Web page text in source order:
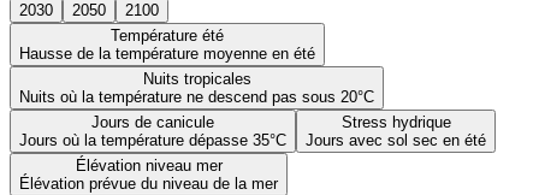
2030 2050
2100
Température été
Hausse de la température moyenne en été
Nuits tropicales
Nuits où la température ne descend pas sous 20°C
Jours de canicule
Jours où la température dépasse 35°C
Stress hydrique
Jours avec sol sec en été
Élévation niveau mer
Élévation prévue du niveau de la mer